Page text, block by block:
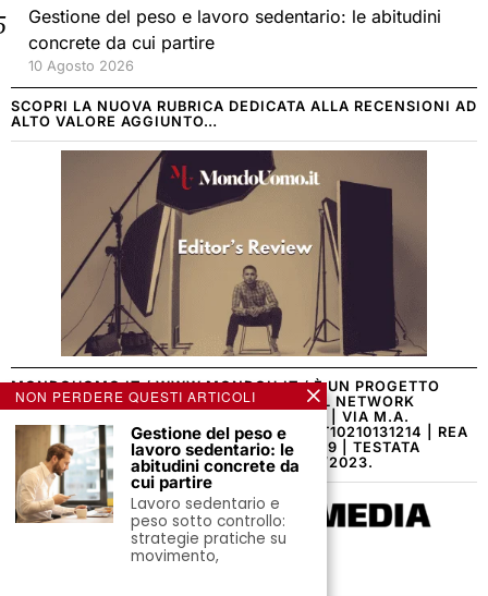
Gestione del peso e lavoro sedentario: le abitudini
concrete da cui partire
10 Agosto 2026
SCOPRI LA NUOVA RUBRICA DEDICATA ALLA RECENSIONI AD
ALTO VALORE AGGIUNTO…
MONDOUOMO.IT / WWW.MONDOU.IT / È UN PROGETTO
EDITORIALE ONLINE A CURA E PARTE DEL NETWORK
EDITORIALE DEL GRUPPO MONDO MEDIA | VIA M.A.
ACQUAVIVA 41 | 80143 NAPOLI | P.IVA: IT10210131214 | REA
NA – 1125832 | N° ISCRIZIONE ROC: 42749 | TESTATA
GIORNALISTICA REGISTRATA #3 DEL 2/3/2023.
NON PERDERE QUESTI ARTICOLI
Gestione del peso e
lavoro sedentario: le
abitudini concrete da
cui partire
Lavoro sedentario e
peso sotto controllo:
strategie pratiche su
movimento,